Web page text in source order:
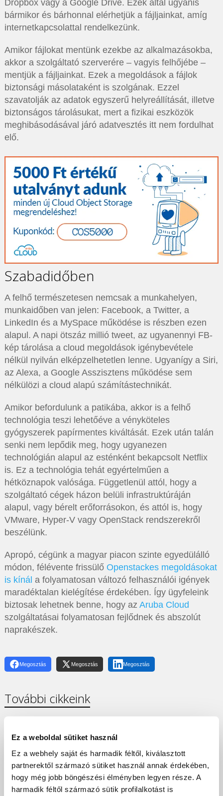
Ez a weboldal sütiket használ
Ez a webhely saját és harmadik féltől, kiválasztott
partnerektől származó sütiket használ annak érdekében,
hogy még jobb böngészési élményben legyen része. A
harmadik féltől származó sütik profilalkotást is
Dropbox vagy a Google Drive. Ezek által ugyanis
bármikor és bárhonnal elérhetjük a fájljainkat, amíg
internetkapcsolattal rendelkezünk.
Amikor fájlokat mentünk ezekbe az alkalmazásokba,
akkor a szolgáltató szerverére – vagyis felhőjébe –
mentjük a fájljainkat. Ezek a megoldások a fájlok
biztonsági másolataként is szolgának. Ezzel
szavatolják az adatok egyszerű helyreállítását, illetve
biztonságos tárolásukat, mert a fizikai eszközök
meghibásodásával járó adatvesztés itt nem fordulhat
elő.
Szabadidőben
A felhő természetesen nemcsak a munkahelyen,
munkaidőben van jelen: Facebook, a Twitter, a
LinkedIn és a MySpace működése is részben ezen
alapul. A napi ötszáz millió tweet, az ugyanennyi FB-
kép tárolása a cloud megoldások igénybevétele
nélkül nyilván elképzelhetetlen lenne. Ugyanígy a Siri,
az Alexa, a Google Asszisztens működése sem
nélkülözi a cloud alapú számítástechnikát.
Amikor befordulunk a patikába, akkor is a felhő
technológia teszi lehetőéve a vényköteles
gyógyszerek papírmentes kiváltását. Ezek után talán
senki nem lepődik meg, hogy ugyanezen
technológián alapul az esténként bekapcsolt Netflix
is. Ez a technológia tehát egyértelműen a
hétköznapok valósága. Függetlenül attól, hogy a
szolgáltató cégek házon belüli infrastruktúráján
alapul, vagy bérelt erőforrásokon, és attól is, hogy
VMware, Hyper-V vagy OpenStack rendszerekről
beszélünk.
Apropó, cégünk a magyar piacon szinte egyedülálló
módon, félévente frissülő Openstackes megoldásokat
is kínál a folyamatosan változó felhasználói igények
maradéktalan kielégítése érdekében. Így ügyfeleink
biztosak lehetnek benne, hogy az Aruba Cloud
szolgáltatásai folyamatosan fejlődnek és abszolút
naprakészek.
Megosztás Megosztás Megosztás
További cikkeink